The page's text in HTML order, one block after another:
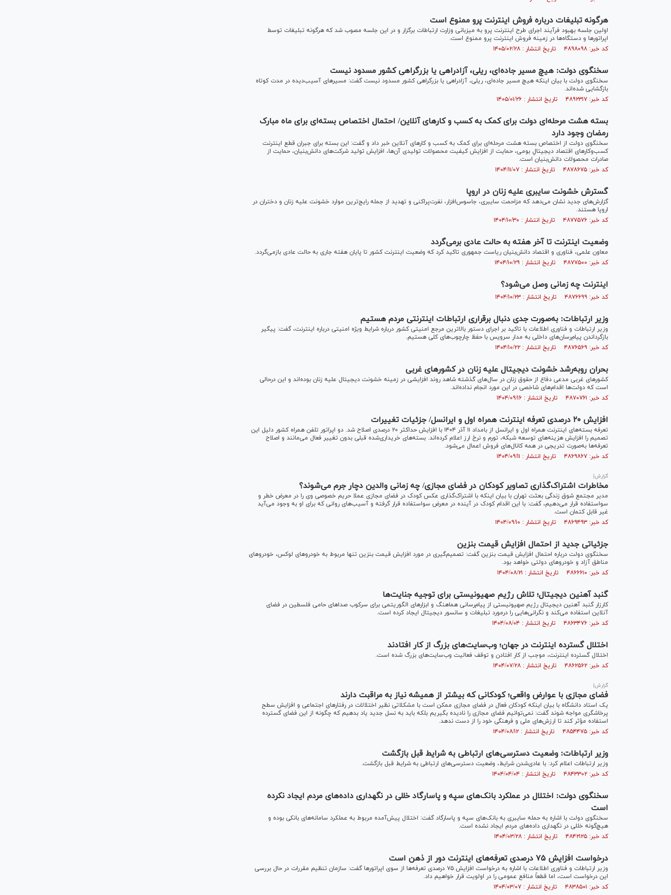
هرگونه تبلیغات درباره فروش اینترنت پرو ممنوع است
اولین جلسه بهبود فرآیند اجرای طرح اینترنت پرو به میزبانی وزارت ارتباطات برگزار و در این جلسه مصوب شد که هرگونه تبلیغات توسط
اپراتور‌ها و دستگاه‌ها در زمینه فروش اینترنت پرو ممنوع است.
کد خبر: ۴۸۹۸۰۹۸ تاریخ انتشار : ۱۴۰۵/۰۲/۲۸
سخنگوی دولت: هیچ مسیر جاده‌ای، ریلی، آزادراهی یا بزرگراهی کشور مسدود نیست
سخنگوی دولت با بیان اینکه هیچ مسیر جاده‌ای، ریلی، آزادراهی یا بزرگراهی کشور مسدود نیست گفت: مسیر‌های آسیب‌دیده در مدت کوتاه
بازگشایی شده‌اند.
کد خبر: ۴۸۹۲۳۱۷ تاریخ انتشار : ۱۴۰۵/۰۱/۲۶
بسته هشت مرحله‌ای دولت برای کمک به کسب و کارهای آنلاین/ احتمال اختصاص بسته‌ای برای ماه مبارک
رمضان وجود دارد
سخنگوی دولت از اختصاص بسته هشت مرحله‌ای برای کمک به کسب و کارهای آنلاین خبر داد و گفت: این بسته برای جبران قطع اینترنت
کسب‌وکارهای اقتصاد دیجیتالِ بومی، حمایت از افزایش کیفیت محصولات تولیدی آن‌ها، افزایش تولید شرکت‌های دانش‌بنیان، حمایت از
صادرات محصولات دانش‌بنیان است.
کد خبر: ۴۸۷۸۶۷۵ تاریخ انتشار : ۱۴۰۴/۱۱/۰۷
گسترش خشونت سایبری علیه زنان در اروپا
گزارش‌های جدید نشان می‌دهد که مزاحمت سایبری، جاسوس‌افزار، نفرت‌پراکنی و تهدید از جمله رایج‌ترین موارد خشونت علیه زنان و دختران در
اروپا هستند.
کد خبر: ۴۸۷۷۵۷۶ تاریخ انتشار : ۱۴۰۴/۱۰/۳۰
وضعیت اینترنت تا آخر هفته به حالت عادی برمی‌گردد
معاون علمی، فناوری و اقتصاد دانش‌بنیان ریاست جمهوری تاکید کرد که وضعیت اینترنت کشور تا پایان هفته جاری به حالت عادی بازمی‌گرد‌د.
کد خبر: ۴۸۷۷۵۰۰ تاریخ انتشار : ۱۴۰۴/۱۰/۲۹
اینترنت چه زمانی وصل می‌شود؟
کد خبر: ۴۸۷۶۶۹۹ تاریخ انتشار : ۱۴۰۴/۱۰/۲۳
وزیر ارتباطات: به‌صورت جدی دنبال برقراری ارتباطات اینترنتی مردم هستیم
وزیر ارتباطات و فناوری اطلاعات با تاکید بر اجرای دستور بالاترین مرجع امنیتی کشور درباره شرایط ویژه امنیتی درباره اینترنت، گفت: پیگیر
بازگرداندن پیام‌رسان‌های داخلی به مدار سرویس با حفظ چارچوب‌های کلی هستیم.
کد خبر: ۴۸۷۶۵۶۹ تاریخ انتشار : ۱۴۰۴/۱۰/۲۲
بحران روبه‌رشد خشونت دیجیتال علیه زنان در کشور‌های غربی
کشور‌های غربی مدعی دفاع از حقوق زنان در سال‌های گذشته شاهد روند افزایشی در زمینه خشونت دیجیتال علیه زنان بوده‌اند و این درحالی
است که دولت‌ها اقدام‌های شاخصی در این مورد انجام نداده‌اند.
کد خبر: ۴۸۷۰۷۶۱ تاریخ انتشار : ۱۴۰۴/۰۹/۱۶
افزایش ۲۰ درصدی تعرفه اینترنت همراه اول و ایرانسل/ جزئیات تغییرات
تعرفه بسته‌های اینترنت همراه اول و ایرانسل از بامداد ۱۱ آذر ۱۴۰۴ با افزایش حداکثر ۲۰ درصدی اصلاح شد. دو اپراتور تلفن همراه کشور دلیل این
تصمیم را افزایش هزینه‌های توسعه شبکه، تورم و نرخ ارز اعلام کرده‌اند. بسته‌های خریداری‌شده قبلی بدون تغییر فعال می‌مانند و اصلاح
تعرفه‌ها به‌صورت تدریجی در همه کانال‌های فروش اعمال می‌شود.
کد خبر: ۴۸۶۹۸۶۷ تاریخ انتشار : ۱۴۰۴/۰۹/۱۱
گزارش|
مخاطرات اشتراک‌گذاری تصاویر کودکان در فضای مجازی/ چه زمانی والدین دچار جرم می‌شوند؟
مدیر مجتمع شوق زندگی بعثت تهران با بیان اینکه با اشتراک‌گذاری عکس کودک در فضای مجازی عملا حریم خصوصی وی را در معرض خطر و
سواستفاده قرار می‌دهیم، گفت: با این اقدام کودک در آینده در معرض سواستفاده قرار گرفته و آسیب‌های روانی که برای او به وجود می‌آید
غیر قابل کتمان است.
کد خبر: ۴۸۶۹۴۹۳ تاریخ انتشار : ۱۴۰۴/۰۹/۱۰
جزئیاتی جدید از احتمال افزایش قیمت بنزین
سخنگوی دولت درباره احتمال افزایش قیمت بنزین گفت: تصمیم‌گیری در مورد افزایش قیمت بنزین تنها مربوط به خودروهای لوکس، خودروهای
مناطق آزاد و خودروهای دولتی خواهد بود.
کد خبر: ۴۸۶۶۶۱۰ تاریخ انتشار : ۱۴۰۴/۰۸/۲۱
گنبد آهنین دیجیتال؛ تلاش رژیم صهیونیستی برای توجیه جنایت‌ها
کارزار گنبد آهنین دیجیتال رژیم صهیونیستی از پیام‌رسانی هماهنگ و ابزار‌های الگوریتمی برای سرکوب صدا‌های حامی فلسطین در فضای
آنلاین استفاده می‌کند و نگرانی‌هایی را درمورد تبلیغات و سانسور دیجیتال ایجاد کرده است.
کد خبر: ۴۸۶۳۴۷۶ تاریخ انتشار : ۱۴۰۴/۰۸/۰۴
اختلال گسترده اینترنت در جهان؛ وب‌سایت‌های بزرگ از کار افتادند
اختلال گسترده اینترنت، موجب از کار افتادن و توقف فعالیت وب‌سایت‌های بزرگ شده است.
کد خبر: ۴۸۶۲۵۶۲ تاریخ انتشار : ۱۴۰۴/۰۷/۲۸
گزارش|
فضای مجازی با عوارض واقعی؛ کودکانی که بیشتر از همیشه نیاز به مراقبت دارند
یک استاد دانشگاه با بیان اینکه کودکان فعال در فضای مجازی ممکن است با مشکلاتی نظیر اختلالات در رفتار‌های اجتماعی و افزایش سطح
پرخاشگری مواجه شوند گفت: نمی‌توانیم فضای مجازی را نادیده بگیریم بلکه باید به نسل جدید یاد بدهیم که چگونه از این فضای گسترده
استفاده مؤثر کند تا ارزش‌های ملی و فرهنگی خود را از دست ندهد.
کد خبر: ۴۸۵۴۴۷۵ تاریخ انتشار : ۱۴۰۴/۰۸/۱۲
وزیر ارتباطات: وضعیت دسترسی‌های ارتباطی به شرایط قبل بازگشت
وزیر ارتباطات اعلام کرد: با عادی‌شدن شرایط، وضعیت دسترسی‌های ارتباطی به شرایط قبل بازگشت.
کد خبر: ۴۸۴۳۳۰۲ تاریخ انتشار : ۱۴۰۴/۰۴/۰۴
سخنگوی دولت: اختلال در عملکرد بانک‌های سپه و پاسارگاد خللی در نگهداری داده‌های مردم ایجاد نکرده
است
سخنگوی دولت با اشاره به حمله سایبری به بانک‌های سپه و پاسارگاد گفت: اختلال پیش‌آمده مربوط به عملکرد سامانه‌های بانکی بوده و
هیچ‌گونه خللی در نگهداری داده‌های مردم ایجاد نشده است.
کد خبر: ۴۸۴۲۱۲۵ تاریخ انتشار : ۱۴۰۴/۰۳/۲۸
درخواست افزایش ۷۵ درصدی تعرفه‌های اینترنت دور از ذهن است
وزیر ارتباطات و فناوری اطلاعات با اشاره به درخواست افزایش ۷۵ درصدی تعرفه‌ها از سوی اپراتورها گفت: سازمان تنظیم مقررات در حال بررسی
این درخواست است، اما قطعاً منافع عمومی را در اولویت قرار خواهیم داد.
کد خبر: ۴۸۳۸۵۰۱ تاریخ انتشار : ۱۴۰۴/۰۳/۰۷